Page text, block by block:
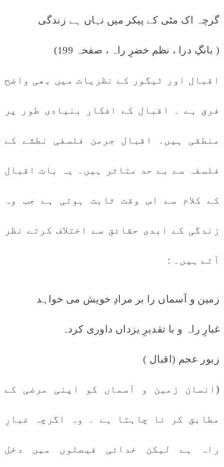
گرچہ اک مٹی کے پیکر میں نہاں ہے زندگی
( بانگِ درا ، نظم خضرِ راہ ، صفحہ 199)
اقبال اور ٹیگور کے نظریات میں بھی واضح
فرق ہے ۔ اقبال کے افکار بنیادی طور پر
منطقی ہیں۔ اقبال جرمن فلسفی نطشے کے
فلسفہ سے بے حد متاثر ہیں۔ یہ بات اقبال
کے کلام سے اس وقت ثابت ہوتی ہے جب وہ
زندگی کے ابدی حقائق سے اختلاف کرتے نظر
آتے ہیں۔ :
زمین و آسماں را بر مرادِ خویش می خواہد
غبارِ راہ و با تقدیرِ یزداں داوری کردہ
زبور عجم (اقبال )
(انسان زمین و آسماں کو اپنی مرضی کے
مطابق کر نا چاہتا ہے ۔ وہ اگرچہ غبارِ
راہ ہے لیکن خدائی فیصلوں میں دخل